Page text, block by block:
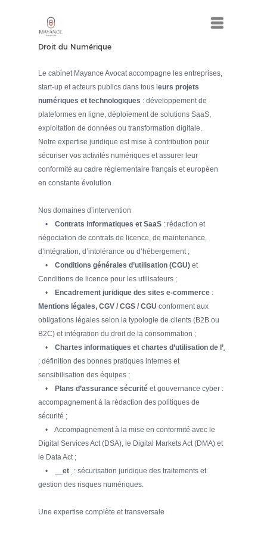
Menu
Droit du Numérique
Le cabinet Mayance Avocat accompagne les entreprises,
start-up et acteurs publics dans tous l eurs projets
numériques et technologiques : développement de
plateformes en ligne, déploiement de solutions SaaS,
exploitation de données ou transformation digitale.
Notre expertise juridique est mise à contribution pour
sécuriser vos activités numériques et assurer leur
conformité au cadre réglementaire français et européen
en constante évolution
Nos domaines d’intervention
• Contrats informatiques et SaaS : rédaction et
négociation de contrats de licence, de maintenance,
d’intégration, d’intolérance ou d’hébergement ;
• Conditions générales d’utilisation (CGU) et
Conditions de licence pour les utilisateurs ;
•
Encadrement juridique des sites e-commerce :
Mentions légales, CGV / CGS / CGU conforment aux
obligations légales selon la typologie de clients (B2B ou
B2C) et intégration du droit de la consommation ;
• Chartes informatiques et chartes d’utilisation de l’
: définition des bonnes pratiques internes et
sensibilisation des équipes ;
•
Plans d’assurance sécurité et gouvernance cyber :
accompagnement à la rédaction des politiques de
sécurité ;
• Accompagnement à la mise en conformité avec le
Digital Services Act (DSA), le Digital Markets Act (DMA) et
le Data Act ;
•
et : sécurisation juridique des traitements et
gestion des risques numériques.
Une expertise complète et transversale